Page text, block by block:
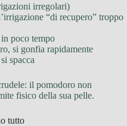
irregolari)
“di recupero” troppo
poco tempo
si gonfia rapidamente
spacca
il pomodoro non
fisico della sua pelle.
tutto